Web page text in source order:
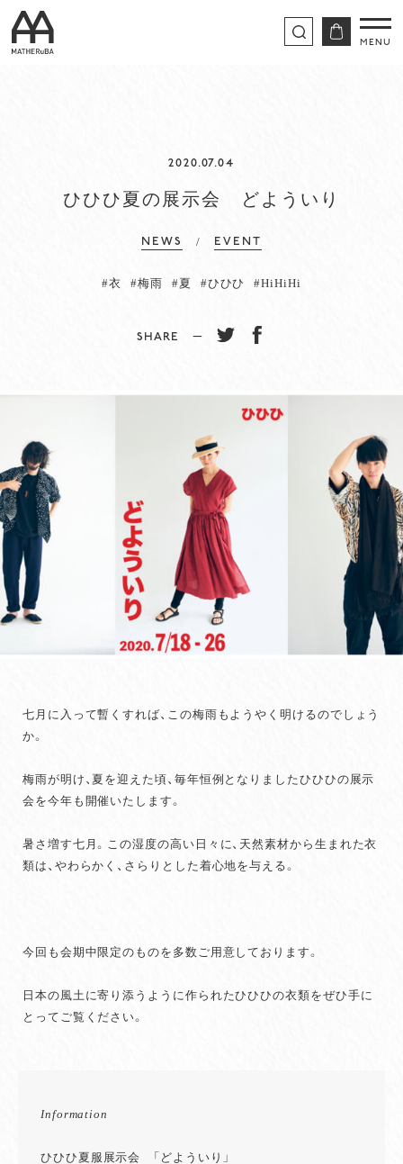
2020.07.04
ひひひ夏の展示会 どよういり
NEWS / EVENT
#衣 #梅雨 #夏 #ひひひ #HiHiHi
SHARE −
七月に入って暫くすれば、この梅雨もようやく明けるのでしょう
か。
梅雨が明け、夏を迎えた頃、毎年恒例となりましたひひひの展示
会を今年も開催いたします。
暑さ増す七月。この湿度の高い日々に、天然素材から生まれた衣
類は、やわらかく、さらりとした着心地を与える。
今回も会期中限定のものを多数ご用意しております。
日本の風土に寄り添うように作られたひひひの衣類をぜひ手に
とってご覧ください。
Information
ひひひ夏服展示会 「どよういり」